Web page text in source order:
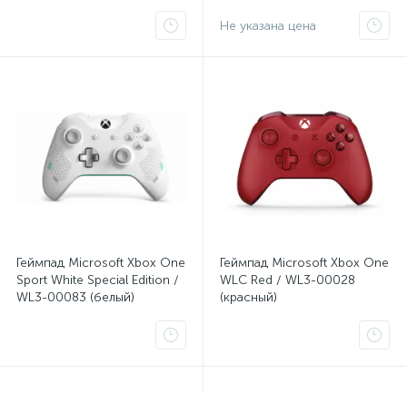
Не указана цена
Геймпад Microsoft Xbox One
Sport White Special Edition /
WL3-00083 (белый)
Геймпад Microsoft Xbox One
WLC Red / WL3-00028
(красный)